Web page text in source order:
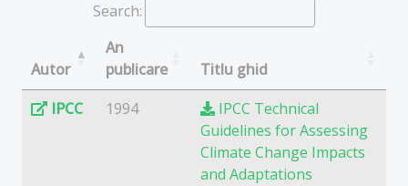
Search:
Autor
An
publicare
Titlu ghid
IPCC
1994
IPCC Technical
Guidelines for Assessing
Climate Change Impacts
and Adaptations